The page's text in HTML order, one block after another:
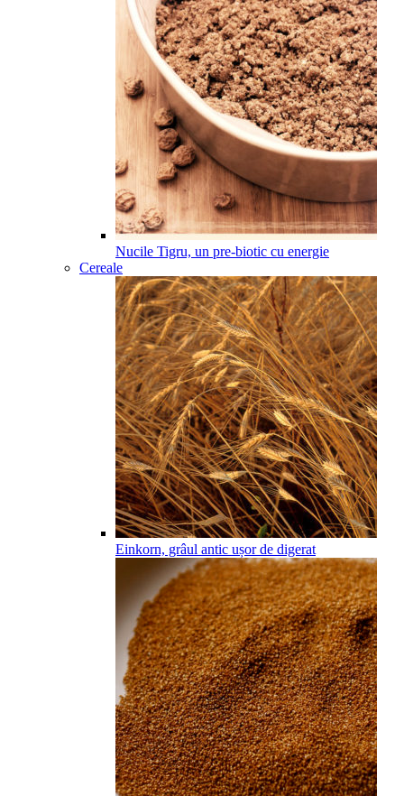
Nucile Tigru, un pre-biotic cu energie
Cereale
Einkorn, grâul antic ușor de digerat